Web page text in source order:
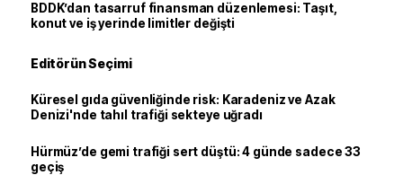
BDDK’dan tasarruf finansman düzenlemesi: Taşıt,
konut ve iş yerinde limitler değişti
Editörün Seçimi
Küresel gıda güvenliğinde risk: Karadeniz ve Azak
Denizi'nde tahıl trafiği sekteye uğradı
Hürmüz’de gemi trafiği sert düştü: 4 günde sadece 33
geçiş